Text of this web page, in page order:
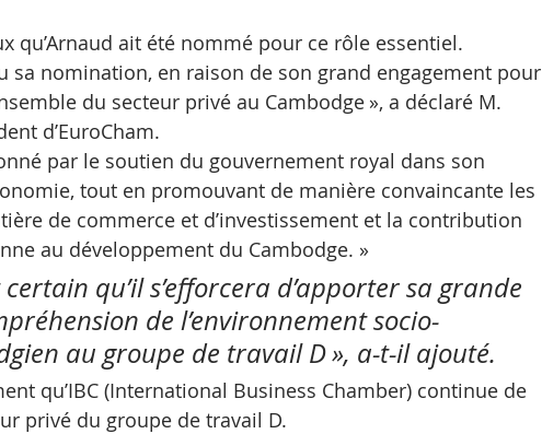
qu’Arnaud ait été nommé pour ce rôle essentiel.
sa nomination, en raison de son grand engagement pour
du secteur privé au Cambodge », a déclaré M.
d’EuroCham.
par le soutien du gouvernement royal dans son
tout en promouvant de manière convaincante les
de commerce et d’investissement et la contribution
au développement du Cambodge. »
qu’il s’efforcera d’apporter sa grande
de l’environnement socio-
au groupe de travail D », a-t-il ajouté.
qu’IBC (International Business Chamber) continue de
privé du groupe de travail D.